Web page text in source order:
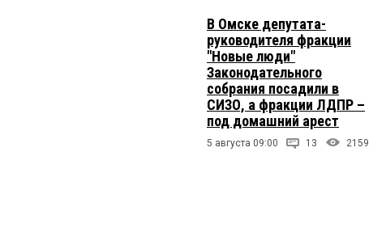
В Омске депутата-
руководителя фракции
"Новые люди"
Законодательного
собрания посадили в
СИЗО, а фракции ЛДПР –
под домашний арест
5 августа 09:00 13 2159